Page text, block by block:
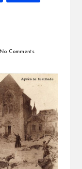
No Comments